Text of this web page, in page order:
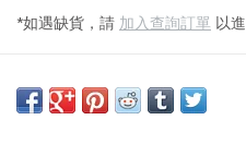
*如遇缺貨，請 加入查詢訂單 以
尺寸：寬48.5 x 深57 x 高85 厘米